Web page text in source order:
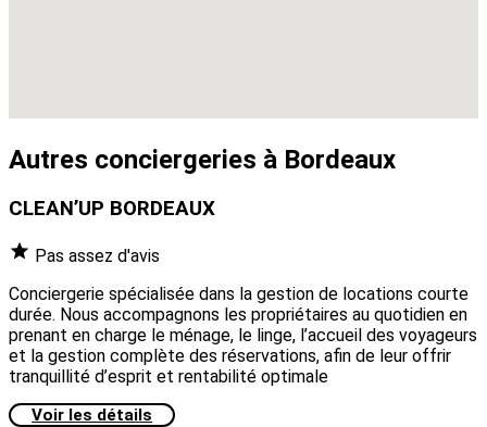
Autres conciergeries à Bordeaux
CLEAN’UP BORDEAUX
Pas assez d'avis
Conciergerie spécialisée dans la gestion de locations courte
durée. Nous accompagnons les propriétaires au quotidien en
prenant en charge le ménage, le linge, l’accueil des voyageurs
et la gestion complète des réservations, afin de leur offrir
tranquillité d’esprit et rentabilité optimale
Voir les détails